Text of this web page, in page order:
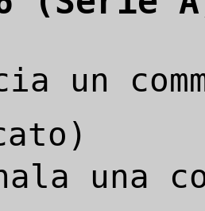
un
una